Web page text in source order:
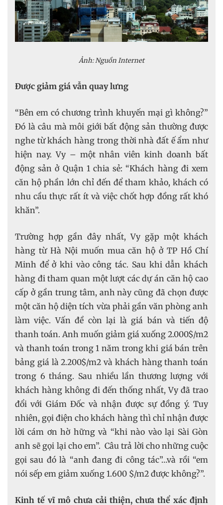
Ảnh: Nguồn Internet
Được giảm giá vẫn quay lưng
“Bên em có chương trình khuyến mại gì không?”
Đó là câu mà môi giới bất động sản thường được
nghe từ khách hàng trong thời nhà đất ế ẩm như
hiện nay. Vy – một nhân viên kinh doanh bất
động sản ở Quận 1 chia sẻ: “Khách hàng đi xem
căn hộ phần lớn chỉ đến để tham khảo, khách có
nhu cầu thực rất ít và việc chốt hợp đồng rất khó
khăn”.
Trường hợp gần đây nhất, Vy gặp một khách
hàng từ Hà Nội muốn mua căn hộ ở TP Hồ Chí
Minh để ở khi vào công tác. Sau khi dẫn khách
hàng đi tham quan một lượt các dự án căn hộ cao
cấp ở gần trung tâm, anh này cũng đã chọn được
một căn hộ diện tích vừa phải gần văn phòng anh
làm việc. Vấn đề còn lại là giá bán và tiến độ
thanh toán. Anh muốn giảm giá xuống 2.000$/m2
và thanh toán trong 1 năm trong khi giá bán trên
bảng giá là 2.200$/m2 và khách hàng thanh toán
trong 6 tháng. Sau nhiều lần thương lượng với
khách hàng không đi đến thống nhất, Vy đã trao
đổi với Giám Đốc và nhận được sự đồng ý. Tuy
nhiên, gọi điện cho khách hàng thì chỉ nhận được
lời cám ơn hờ hững và “khi nào vào lại Sài Gòn
anh sẽ gọi lại cho em”. Câu trả lời cho những cuộc
gọi sau đó là “anh đang đi công tác”…và rồi “em
nói sếp em giảm xuống 1.600 $/m2 được không?”.
Kinh tế vĩ mô chưa cải thiện, chưa thể xác định